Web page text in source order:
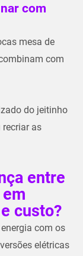
com
mesa de
com
do jeitinho
recriar as
entre
custo?
com os
elétricas